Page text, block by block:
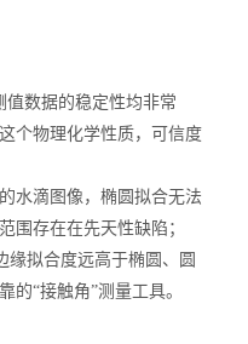
值数据的稳定性均非常
个物理化学性质，可信度
水滴图像，椭圆拟合无法
围存在在先天性缺陷；
缘拟合度远高于椭圆、圆
的“接触角”测量工具。